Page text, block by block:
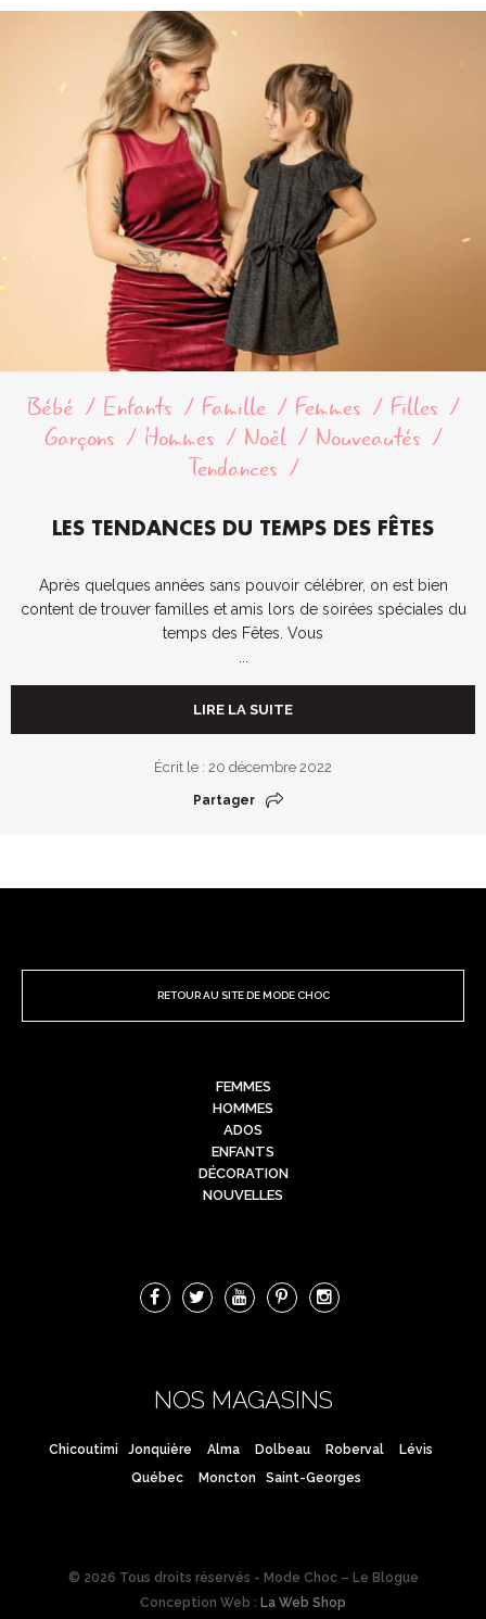
Bébé Enfants Famille Femmes
Filles
Garçons
Hommes Noël
Nouveautés
Tendances
LES TENDANCES DU TEMPS DES FÊTES
Après quelques années sans pouvoir célébrer, on est bien
content de trouver familles et amis lors de soirées spéciales du
temps des Fêtes. Vous
LIRE LA SUITE
Écrit le : 20 décembre 2022
Partager
RETOUR AU SITE DE MODE CHOC
FEMMES
HOMMES
ADOS
ENFANTS
DÉCORATION
NOUVELLES
NOS MAGASINS
Chicoutimi Jonquière Alma Dolbeau Roberval
Lévis
Québec
Moncton Saint-Georges
© 2026 Tous droits réservés - Mode Choc – Le Blogue
Conception Web : La Web Shop